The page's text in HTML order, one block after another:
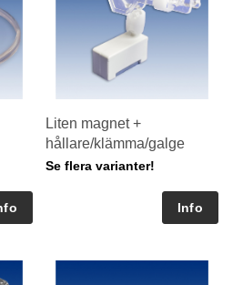
Liten magnet +
hållare/klämma/galge
Se flera varianter!